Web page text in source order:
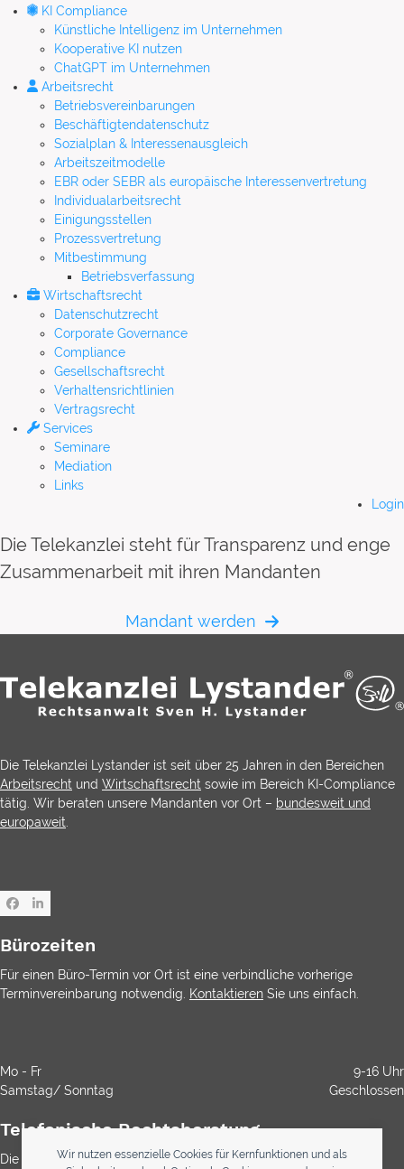
Wir nutzen essenzielle Cookies für Kernfunktionen und als
KI Compliance
Künstliche Intelligenz im Unternehmen
Kooperative KI nutzen
ChatGPT im Unternehmen
Arbeitsrecht
Betriebsvereinbarungen
Beschäftigtendatenschutz
Sozialplan & Interessenausgleich
Arbeitszeitmodelle
EBR oder SEBR als europäische Interessenvertretung
Individualarbeitsrecht
Einigungsstellen
Prozessvertretung
Mitbestimmung
Betriebsverfassung
Wirtschaftsrecht
Datenschutzrecht
Corporate Governance
Compliance
Gesellschaftsrecht
Verhaltensrichtlinien
Vertragsrecht
Services
Seminare
Mediation
Links
Login
Die Telekanzlei steht für Transparenz und enge
Zusammenarbeit mit ihren Mandanten
Mandant werden
Die Telekanzlei Lystander ist seit über 25 Jahren in den Bereichen
Arbeitsrecht und Wirtschaftsrecht sowie im Bereich KI-Compliance
tätig. Wir beraten unsere Mandanten vor Ort – bundesweit und
europaweit.
Facebook
LinkedIn
Bürozeiten
Für einen Büro-Termin vor Ort ist eine verbindliche vorherige
Terminvereinbarung notwendig. Kontaktieren Sie uns einfach.
Mo - Fr
9-16 Uhr
Samstag/ Sonntag
Geschlossen
Telefonische Rechtsberatung
Die Durchwahl ist kostenlos. Die Rechtsberatung ist gemäß